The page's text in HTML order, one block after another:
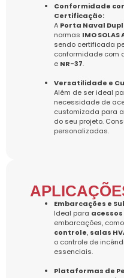
Conformidade
Certificação:
A Porta Naval
normas IMO SOLAS
sendo certificada
conformidade com
e NR-37.
Versatilidade e
Além de ser ideal
necessidade de
customizada para
do seu projeto.
personalizadas.
Embarcações e
Ideal para
embarcações, como
controle, salas
o controle de
essenciais.
Plataformas de